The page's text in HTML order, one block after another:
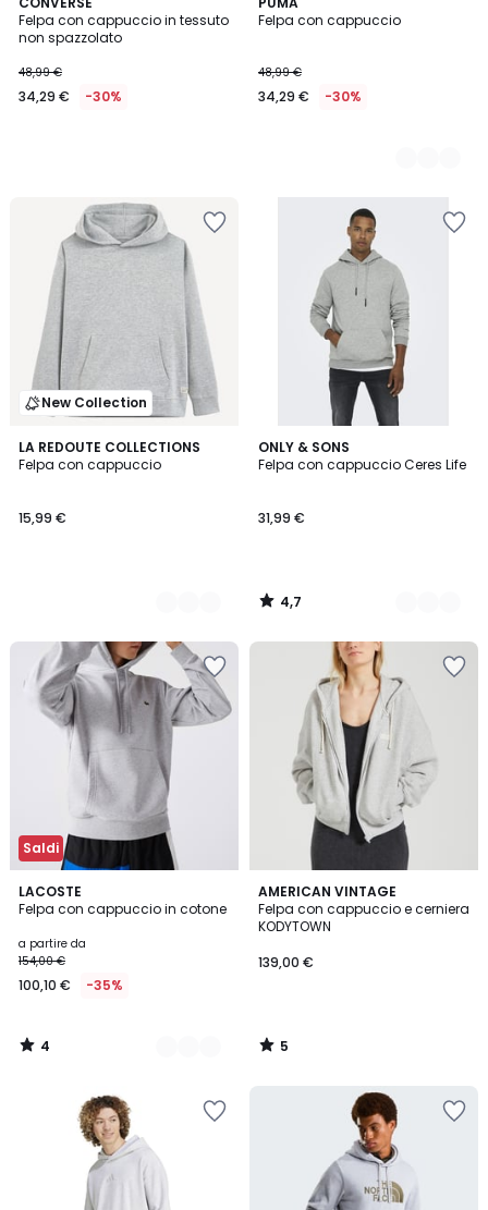
Felpa con cappuccio in tessuto
non spazzolato
48,99 €
34,29 € -30%
Felpa con cappuccio
48,99 €
34,29 € -30%
2
Colori
New Collection
LA REDOUTE COLLECTIONS
Felpa con cappuccio
15,99 €
5
Colori
ONLY & SONS
Felpa con cappuccio Ceres Life
31,99 €
4,7
/ 5
6
Colori
4,7
/
Saldi
LACOSTE
Felpa con cappuccio in cotone
a partire da
154,00 €
100,10 € -35%
4
/
6
Colori
4
/
AMERICAN VINTAGE
Felpa con cappuccio e cerniera
KODYTOWN
139,00 €
5
/
5
5
/